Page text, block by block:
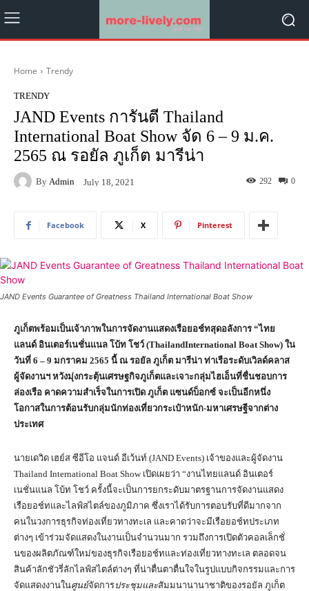
Home Trendy
TRENDY
JAND Events การันตี Thailand
International Boat Show จัด 6 – 9 ม.ค.
2565 ณ รอยัล ภูเก็ต มารีน่า
By Admin July 18, 2021 0
292
Facebook X Pinterest
JAND Events Guarantee of Greatness Thailand International Boat Show
ภูเก็ตพร้อมเป็นเจ้าภาพในการจัดงานแสดงเรือยอช์ทสุดอลังการ “ไทย
แลนด์ อินเตอร์เนชั่นแนล โบ้ท โชว์ (ThailandInternational Boat Show) ใน
วันที่ 6 – 9 มกราคม 2565 นี้ ณ รอยัล ภูเก็ต มารีน่า ท่าเรือระดับเวิลด์คลาส
ผู้จัดงานฯ หวังมุ่งกระตุ้นเศรษฐกิจภูเก็ตและเจาะกลุ่มไฮเอ็นที่ชื่นชอบการ
ล่องเรือ คาดความสำเร็จในการเปิด ภูเก็ต แซนด์บ็อกซ์ จะเป็นอีกหนึ่ง
โอกาสในการต้อนรับกลุ่มนักท่องเที่ยวกระเป๋าหนัก-มหาเศรษฐีจากต่าง
ประเทศ
นายเดวิด เฮย์ส ซีอีโอ แจนด์ อีเว้นท์ (JAND Events) เจ้าของและผู้จัดงาน
Thailand International Boat Show เปิดเผยว่า “งานไทยแลนด์ อินเตอร์
เนชั่นแนล โบ้ท โชว์ ครั้งนี้จะเป็นการยกระดับมาตรฐานการจัดงานแสดง
เรือยอช์ทและไลฟ์สไตล์ของภูมิภาค ซึ่งเราได้รับการตอบรับที่ดีมากจาก
คนในวงการธุรกิจท่องเที่ยวทางทะเล และคาดว่าจะมีเรือยอช์ทประเภท
ต่างๆ เข้าร่วมจัดแสดงในงานเป็นจำนวนมาก รวมถึงการเปิดตัวคอลเล็กชั่
นของผลิตภัณฑ์ใหม่ของธุรกิจเรือยอช์ทและท่องเที่ยวทางทะเล ตลอดจน
สินค้าลักชัวรี่ลักไลฟ์สไตล์ต่างๆ ที่น่าตื่นตาตื่นใจในรูปแบบกิจกรรมและการ
จัดแสดงงานในศูนย์จัดการประชุมและสัมมนานานาชาติของรอยัล ภูเก็ต